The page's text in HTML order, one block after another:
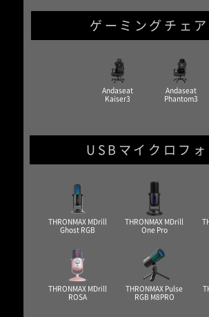
ゲーミングチェア
Andaseat
Kaiser3
Andaseat
Phantom3
USBマイクロフォ
THRONMAX MDrill
Ghost RGB
THRONMAX MDrill
One Pro
THRONMAX MDrill
ROSA
THRONMAX Pulse
RGB M8PRO